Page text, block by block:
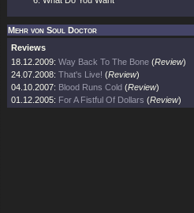
Mehr von Soul Doctor
Reviews
18.12.2009: Way Back To The Bone (Review)
24.07.2008: That's Live! (Review)
04.10.2007: Blood Runs Cold (Review)
01.12.2005: For A Fistful Of Dollars (Review)